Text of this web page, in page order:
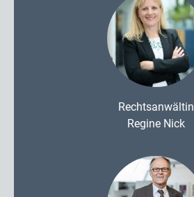
Rechtsanwältin
Regine Nick